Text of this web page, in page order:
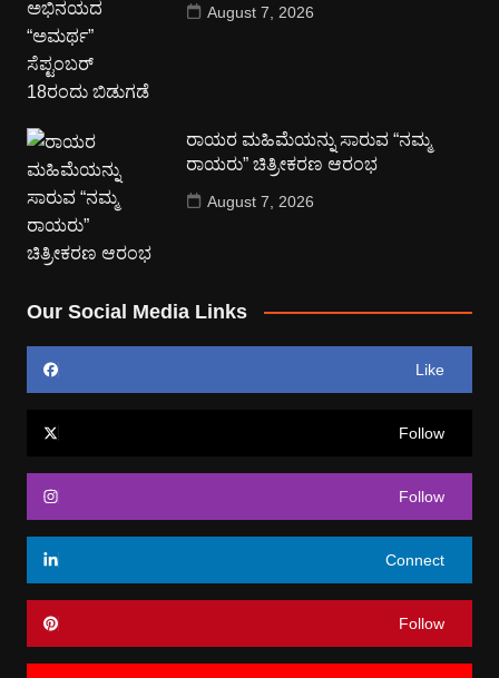
August 7, 2026
ರಾಯರ ಮಹಿಮೆಯನ್ನು ಸಾರುವ “ನಮ್ಮ
ರಾಯರು” ಚಿತ್ರೀಕರಣ ಆರಂಭ
August 7, 2026
Our Social Media Links
Like
Follow
Follow
Connect
Follow